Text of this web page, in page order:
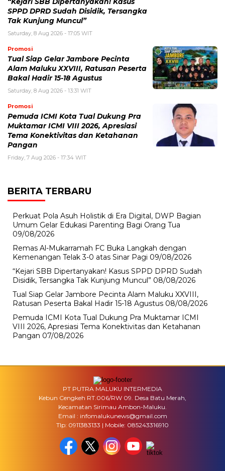
“Kejari SBB Dipertanyakan! Kasus
SPPD DPRD Sudah Disidik, Tersangka
Tak Kunjung Muncul”
Saturday, 8 Aug 2026 - 17:05 WIT
Promosi
Tual Siap Gelar Jambore Pecinta
Alam Maluku XXVIII, Ratusan Peserta
Bakal Hadir 15-18 Agustus
Saturday, 8 Aug 2026 - 13:31 WIT
Promosi
Pemuda ICMI Kota Tual Dukung Pra
Muktamar ICMI VIII 2026, Apresiasi
Tema Konektivitas dan Ketahanan
Pangan
Friday, 7 Aug 2026 - 17:34 WIT
BERITA TERBARU
Perkuat Pola Asuh Holistik di Era Digital, DWP Bagian
Umum Gelar Edukasi Parenting Bagi Orang Tua
09/08/2026
Remas Al-Mukarramah FC Buka Langkah dengan
Kemenangan Telak 3-0 atas Sinar Pagi 09/08/2026
“Kejari SBB Dipertanyakan! Kasus SPPD DPRD Sudah
Disidik, Tersangka Tak Kunjung Muncul” 08/08/2026
Tual Siap Gelar Jambore Pecinta Alam Maluku XXVIII,
Ratusan Peserta Bakal Hadir 15-18 Agustus 08/08/2026
Pemuda ICMI Kota Tual Dukung Pra Muktamar ICMI
VIII 2026, Apresiasi Tema Konektivitas dan Ketahanan
Pangan 07/08/2026
PT PUTRA MALUKU INTERMEDIA
Kebun Cengkeh RT.006/RW 09. Desa Batu Merah,
Kecamatan Sirimau Ambon-Maluku.
Email : infomalukunews@gmail.com
Tlp: 0911383133 | Mobile: 085243316910